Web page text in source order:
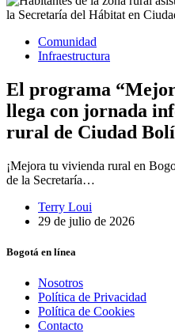
Comunidad
Infraestructura
El programa
llega con jornada
rural de Ciudad
¡Mejora tu vivienda rural en
de la Secretaría…
Terry Loui
29 de julio de 2026
Bogotá en línea
Nosotros
Política de Privacidad
Política de Cookies
Contacto